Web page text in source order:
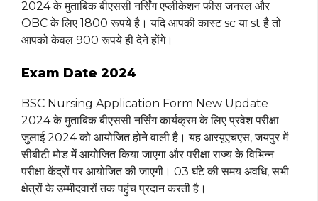
2024 के मुताबिक बीएससी नर्सिंग एप्लीकेशन फीस जनरल और
OBC के लिए 1800 रूपये है। यदि आपकी कास्ट sc या st है तो
आपको केवल 900 रूपये ही देने होंगे।
Exam Date 2024
BSC Nursing Application Form New Update
2024 के मुताबिक बीएससी नर्सिंग कार्यक्रम के लिए प्रवेश परीक्षा
जुलाई 2024 को आयोजित होने वाली है। यह आरयूएचएस, जयपुर में
सीबीटी मोड में आयोजित किया जाएगा और परीक्षा राज्य के विभिन्न
परीक्षा केंद्रों पर आयोजित की जाएगी। 03 घंटे की समय अवधि, सभी
क्षेत्रों के उम्मीदवारों तक पहुंच प्रदान करती है।